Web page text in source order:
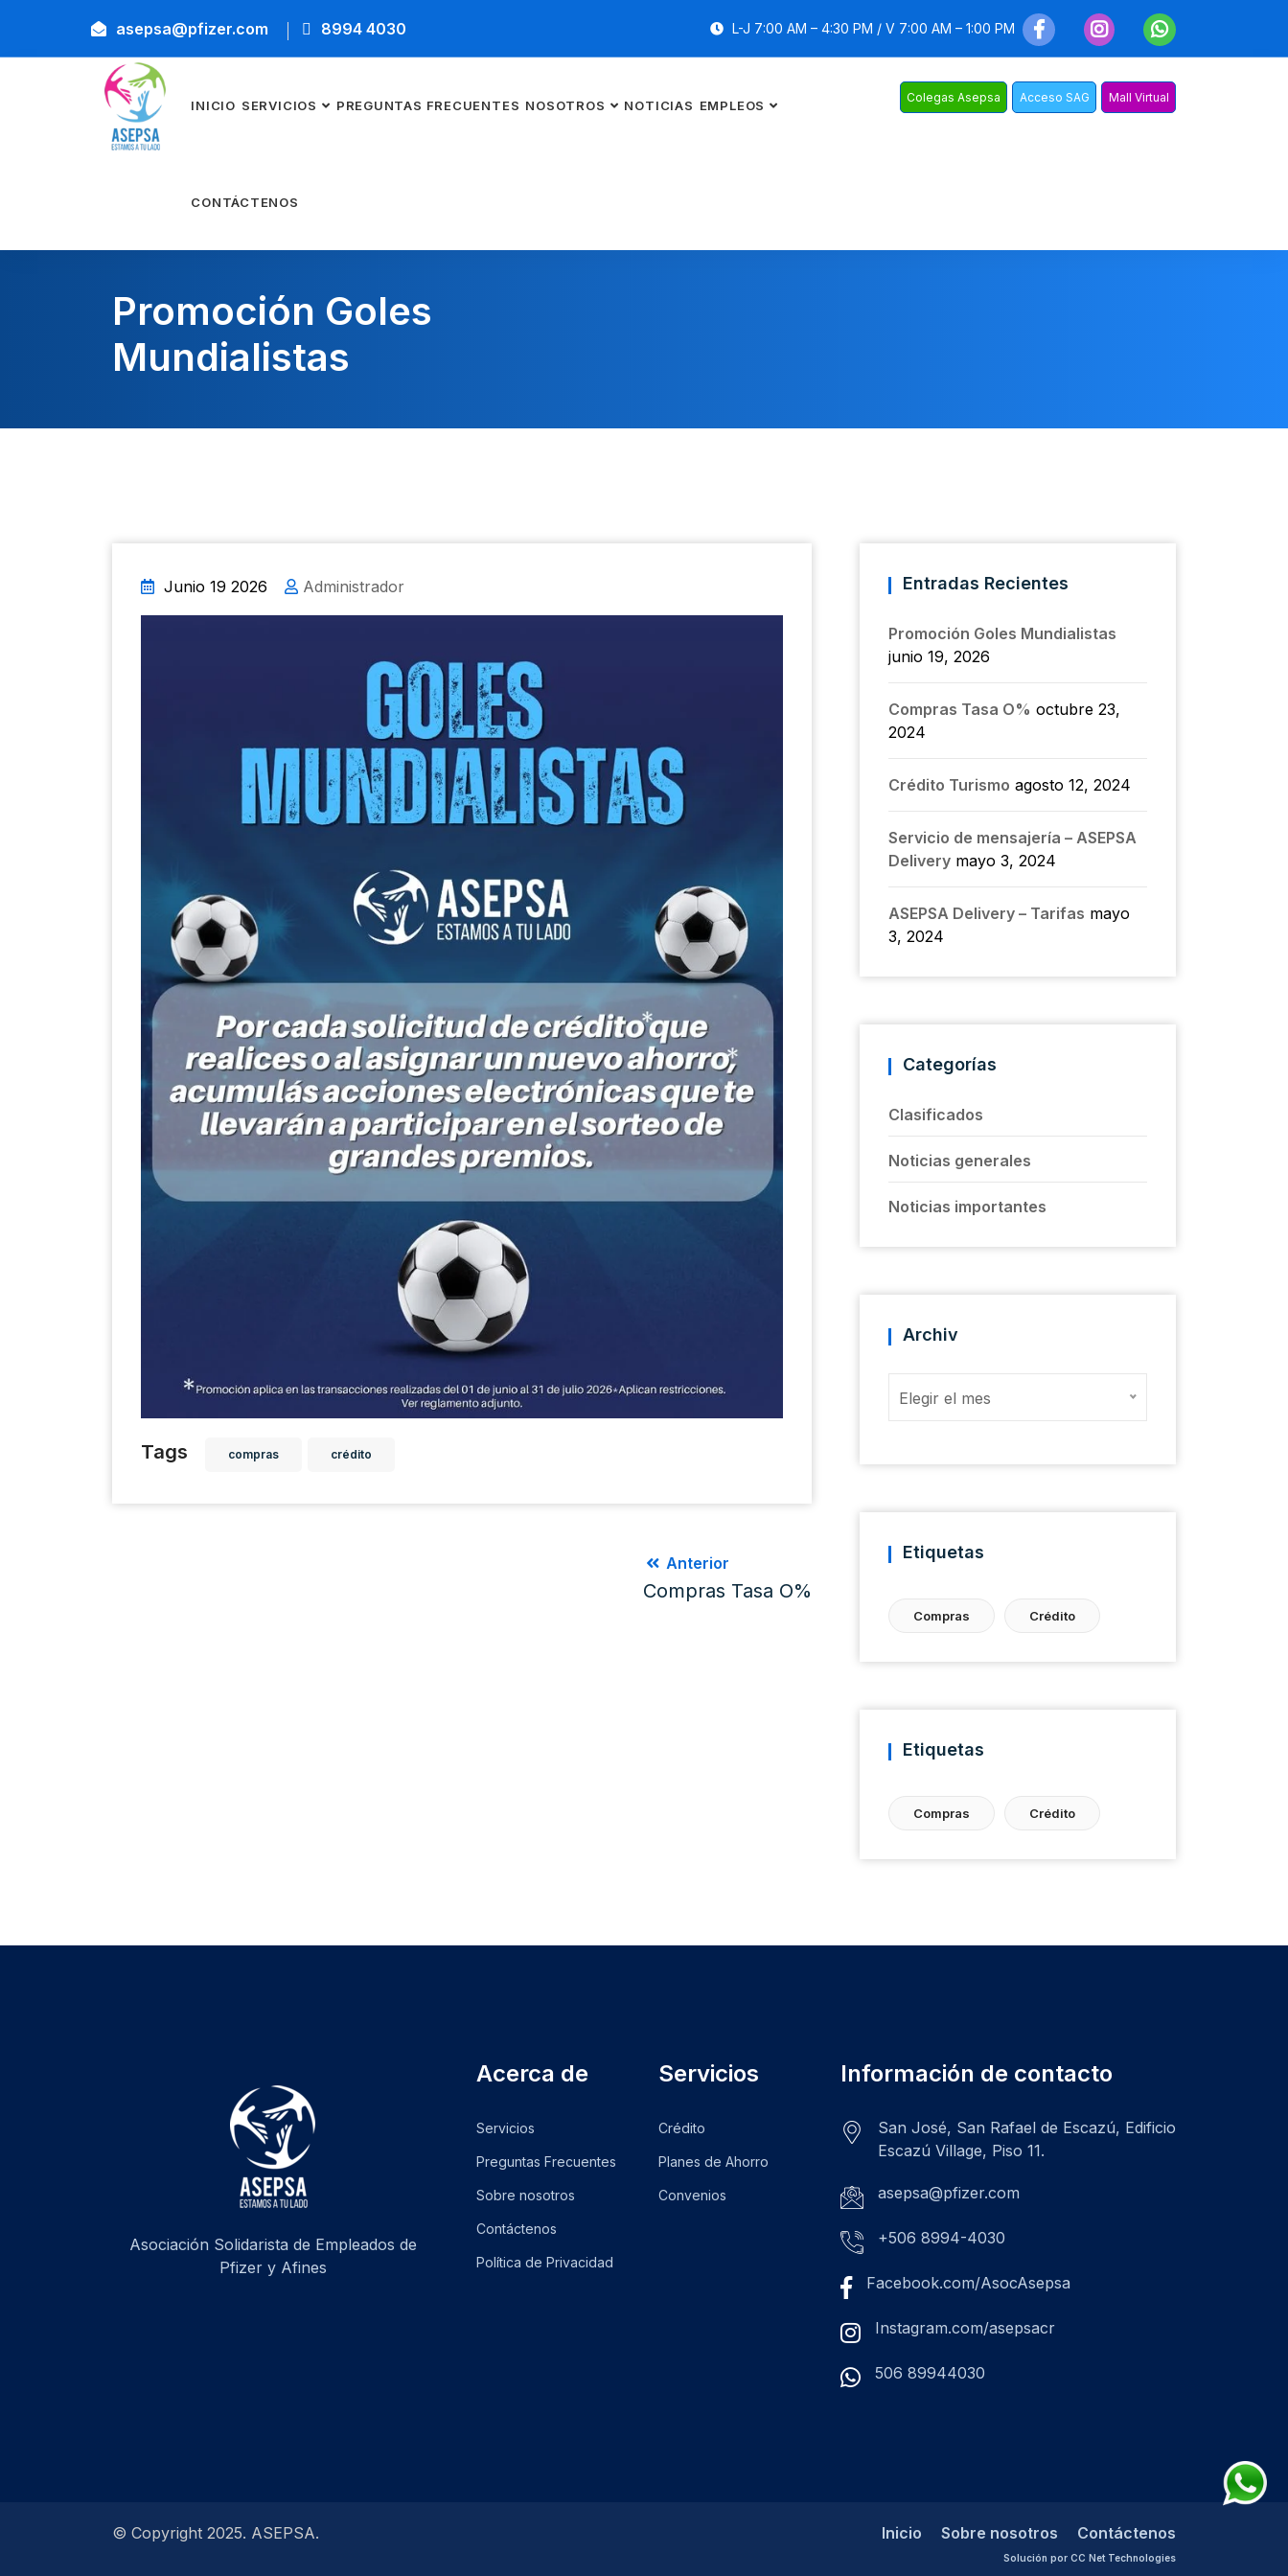
asepsa@pfizer.com 8994 4030 L-J 7:00 AM – 4:30 PM / V 7:00 AM – 1:00 PM
Colegas Asepsa Acceso SAG Mall Virtual
INICIO SERVICIOS PREGUNTAS FRECUENTES NOSOTROS NOTICIAS EMPLEOS
CONTÁCTENOS
Promoción Goles
Mundialistas
Junio 19 2026 Administrador
Tags compras crédito
Anterior
Compras Tasa O%
Entradas Recientes
Promoción Goles Mundialistas
junio 19, 2026
Compras Tasa O% octubre 23,
2024
Crédito Turismo agosto 12, 2024
Servicio de mensajería – ASEPSA
Delivery mayo 3, 2024
ASEPSA Delivery – Tarifas mayo
3, 2024
Categorías
Clasificados
Noticias generales
Noticias importantes
Archiv
Elegir el mes
Etiquetas
Compras Crédito
Etiquetas
Compras Crédito
Asociación Solidarista de Empleados de
Pfizer y Afines
Acerca de
Servicios
Preguntas Frecuentes
Sobre nosotros
Contáctenos
Política de Privacidad
Servicios
Crédito
Planes de Ahorro
Convenios
Información de contacto
San José, San Rafael de Escazú, Edificio
Escazú Village, Piso 11.
asepsa@pfizer.com
+506 8994-4030
Facebook.com/AsocAsepsa
Instagram.com/asepsacr
506 89944030
© Copyright 2025. ASEPSA. Inicio Sobre nosotros Contáctenos
Solución por CC Net Technologies